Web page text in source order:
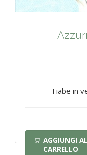
Fiabe in
AGGIUNGI AL
CARRELLO